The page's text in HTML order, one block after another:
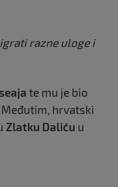
razne uloge i
te mu je bio
Međutim, hrvatski
Zlatku Daliću u